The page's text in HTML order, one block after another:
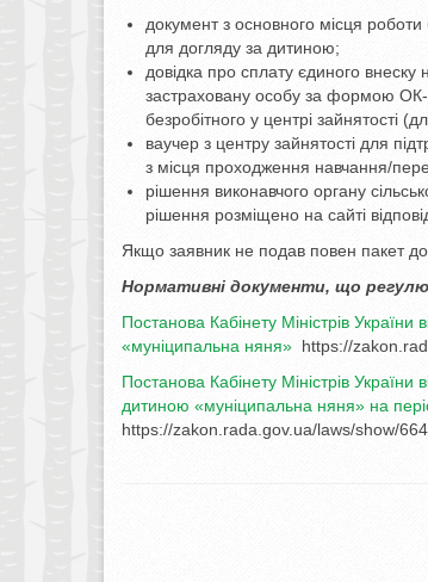
документ з основного місця роботи
для догляду за дитиною;
довідка про сплату єдиного внеску
застраховану особу за формою ОК-
безробітного у центрі зайнятості
ваучер з центру зайнятості для
з місця проходження навчання/
рішення виконавчого органу
рішення розміщено на сайті
Якщо заявник не подав повен пакет
Нормативні документи, що
Постанова Кабінету Міністрів
«муніципальна няня» https://
Постанова Кабінету Міністрів
дитиною «муніципальна няня» на
https://zakon.rada.gov.ua/laws/show/